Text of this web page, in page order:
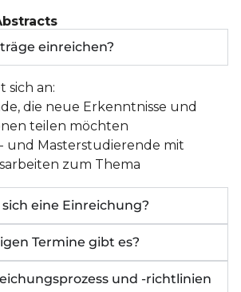
einreichen?
sich an:
die neue Erkenntnisse und
teilen möchten
und Masterstudierende mit
zum Thema
eine Einreichung?
Termine gibt es?
und -richtlinien